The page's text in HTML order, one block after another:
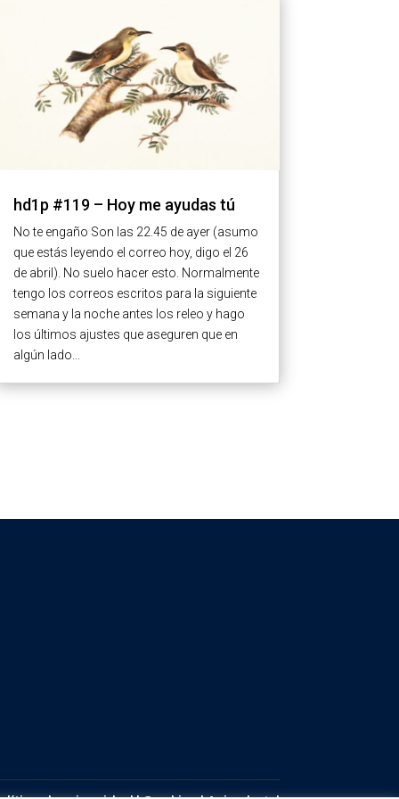
hd1p #119 – Hoy me ayudas tú
No te engaño Son las 22.45 de ayer (asumo
que estás leyendo el correo hoy, digo el 26
de abril). No suelo hacer esto. Normalmente
tengo los correos escritos para la siguiente
semana y la noche antes los releo y hago
los últimos ajustes que aseguren que en
algún lado...